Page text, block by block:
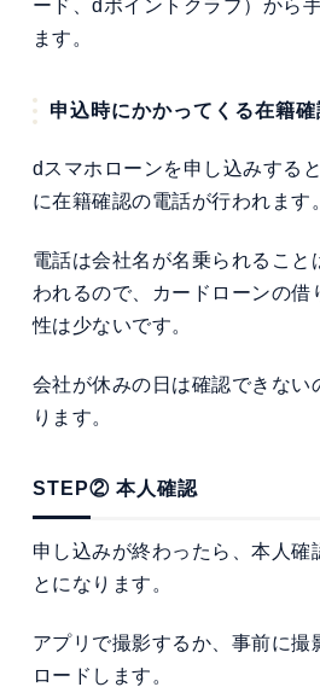
ード、dポイントクラブ）から
ます。
申込時にかかってくる在籍確
dスマホローンを申し込みする
に在籍確認の電話が行われます。
電話は会社名が名乗られること
われるので、カードローンの借
性は少ないです。
会社が休みの日は確認できない
ります。
STEP② 本人確認
申し込みが終わったら、本人確
とになります。
アプリで撮影するか、事前に撮
ロードします。